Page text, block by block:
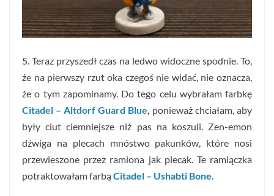
5. Teraz przyszedł czas na ledwo widoczne spodnie. To,
że na pierwszy rzut oka czegoś nie widać, nie oznacza,
że o tym zapominamy. Do tego celu wybrałam farbkę
Citadel – Altdorf Guard Blue, ponieważ chciałam, aby
były ciut ciemniejsze niż pas na koszuli. Zen-emon
dźwiga na plecach mnóstwo pakunków, które nosi
przewieszone przez ramiona jak plecak. Te ramiączka
potraktowałam farbąCitadel – Ushabti Bone.